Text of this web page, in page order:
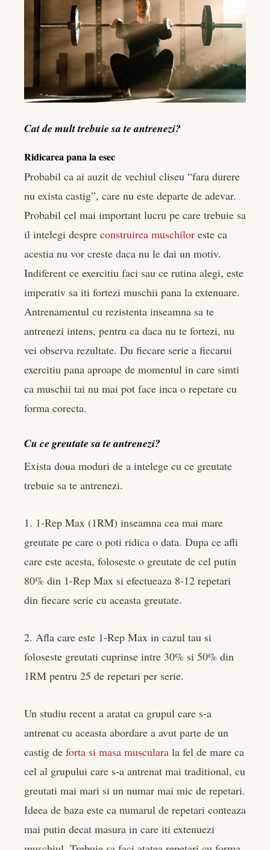
Cat de mult trebuie sa te antrenezi?
Ridicarea pana la esec
Probabil ca ai auzit de vechiul cliseu “fara durere
nu exista castig”, care nu este departe de adevar.
Probabil cel mai important lucru pe care trebuie sa
il intelegi despre construirea muschilor este ca
acestia nu vor creste daca nu le dai un motiv.
Indiferent ce exercitiu faci sau ce rutina alegi, este
imperativ sa iti fortezi muschii pana la extenuare.
Antrenamentul cu rezistenta inseamna sa te
antrenezi intens, pentru ca daca nu te fortezi, nu
vei observa rezultate. Du fiecare serie a fiecarui
exercitiu pana aproape de momentul in care simti
ca muschii tai nu mai pot face inca o repetare cu
forma corecta.
Cu ce greutate sa te antrenezi?
Exista doua moduri de a intelege cu ce greutate
trebuie sa te antrenezi.
1. 1-Rep Max (1RM) inseamna cea mai mare
greutate pe care o poti ridica o data. Dupa ce afli
care este acesta, foloseste o greutate de cel putin
80% din 1-Rep Max si efectueaza 8-12 repetari
din fiecare serie cu aceasta greutate.
2. Afla care este 1-Rep Max in cazul tau si
foloseste greutati cuprinse intre 30% si 50% din
1RM pentru 25 de repetari per serie.
Un studiu recent a aratat ca grupul care s-a
antrenat cu aceasta abordare a avut parte de un
castig de forta si masa musculara la fel de mare ca
cel al grupului care s-a antrenat mai traditional, cu
greutati mai mari si un numar mai mic de repetari.
Ideea de baza este ca numarul de repetari conteaza
mai putin decat masura in care iti extenuezi